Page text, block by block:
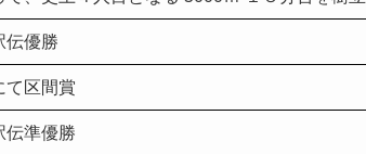
伝優勝
て区間賞
伝準優勝